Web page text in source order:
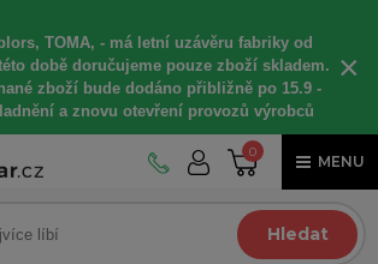
TOMA, - má letní uzávěru fabriky od
době doručujeme pouze zboží skladem.
zboží bude dodáno přibližně po 15.9 -
a znovu otevření provozů výrobců
×
0
MENU
Hledat